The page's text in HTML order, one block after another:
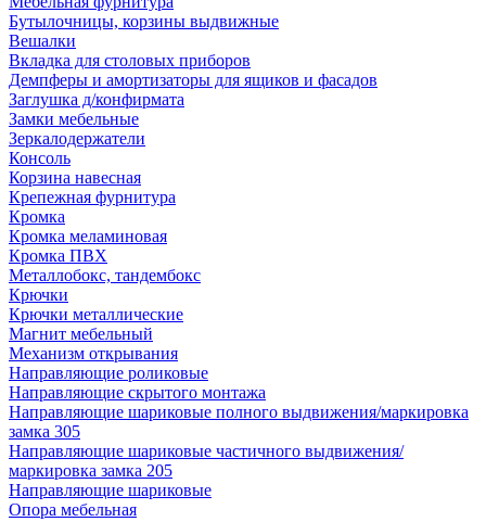
Бутылочницы, корзины выдвижные
Вешалки
Вкладка для столовых приборов
Демпферы и амортизаторы для ящиков и фасадов
Заглушка д/конфирмата
Замки мебельные
Зеркалодержатели
Консоль
Корзина навесная
Крепежная фурнитура
Кромка
Кромка меламиновая
Кромка ПВХ
Металлобокс, тандембокс
Крючки
Крючки металлические
Магнит мебельный
Механизм открывания
Направляющие роликовые
Направляющие скрытого монтажа
Направляющие шариковые полного выдвижения/маркировка
замка 305
Направляющие шариковые частичного выдвижения/
маркировка замка 205
Направляющие шариковые
Опора мебельная